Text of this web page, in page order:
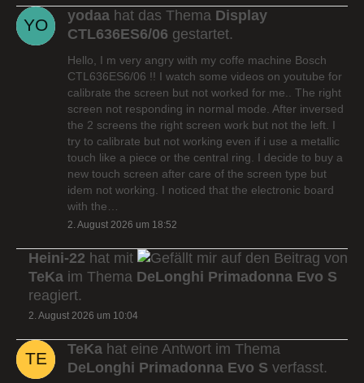
yodaa hat das Thema Display
CTL636ES6/06 gestartet.
Hello, I m very angry with my coffe machine Bosch
CTL636ES6/06 !! I watch some videos on youtube for
calibrate the screen but not worked for me.. The right
screen not responding in normal mode. After inversed
the 2 screens the right screen work but not the left. I
try to calibrate but not working even if i use a metallic
touch like a piece or the central ring. I decide to buy a
new touch screen after care of the screen type but
idem not working. I noticed that the electronic board
with the…
2. August 2026 um 18:52
Heini-22 hat mit
auf den Beitrag von
TeKa im Thema DeLonghi Primadonna Evo S
reagiert.
2. August 2026 um 10:04
TeKa hat eine Antwort im Thema
DeLonghi Primadonna Evo S verfasst.